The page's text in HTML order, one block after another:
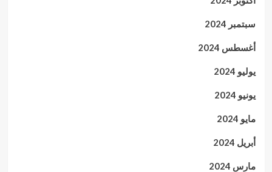
سبتمبر 2024
أغسطس 2024
يوليو 2024
يونيو 2024
مايو 2024
أبريل 2024
مارس 2024